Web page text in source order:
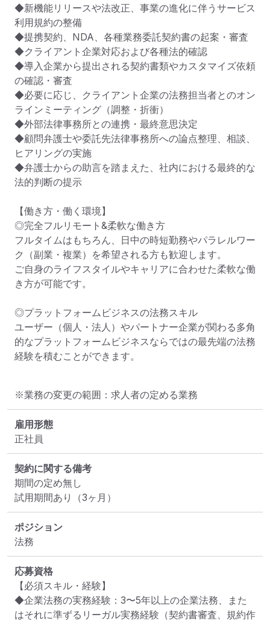
◆新機能リリースや法改正、事業の進化に伴うサービス
利用規約の整備
◆提携契約、NDA、各種業務委託契約書の起案・審査
◆クライアント企業対応および各種法的確認
◆導入企業から提出される契約書類やカスタマイズ依頼
の確認・審査
◆必要に応じ、クライアント企業の法務担当者とのオン
ラインミーティング（調整・折衝）
◆外部法律事務所との連携・最終意思決定
◆顧問弁護士や委託先法律事務所への論点整理、相談、
ヒアリングの実施
◆弁護士からの助言を踏まえた、社内における最終的な
法的判断の提示
【働き方・働く環境】
◎完全フルリモート&柔軟な働き方
フルタイムはもちろん、日中の時短勤務やパラレルワー
ク（副業・複業）を希望される方も歓迎します。
ご自身のライフスタイルやキャリアに合わせた柔軟な働
き方が可能です。
◎プラットフォームビジネスの法務スキル
ユーザー（個人・法人）やパートナー企業が関わる多角
的なプラットフォームビジネスならではの最先端の法務
経験を積むことができます。
※業務の変更の範囲：求人者の定める業務
雇用形態
正社員
契約に関する備考
期間の定め無し
試用期間あり（3ヶ月）
ポジション
法務
応募資格
【必須スキル・経験】
◆企業法務の実務経験：3〜5年以上の企業法務、また
はそれに準ずるリーガル実務経験（契約書審査、規約作